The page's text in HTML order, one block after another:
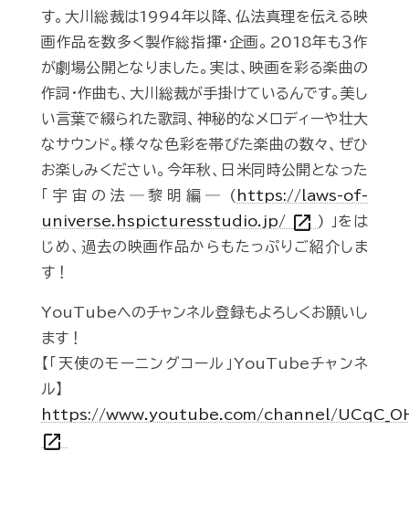
す。大川総裁は1994年以降、仏法真理を伝える映
画作品を数多く製作総指揮・企画。2018年も３作
が劇場公開となりました。実は、映画を彩る楽曲の
作詞・作曲も、大川総裁が手掛けているんです。美し
い言葉で綴られた歌詞、神秘的なメロディーや壮大
なサウンド。様々な色彩を帯びた楽曲の数々、ぜひ
お楽しみください。今年秋、日米同時公開となった
「宇宙の法―黎明編― ( https://laws-of-
universe.hspicturesstudio.jp/ open_in_new ) 」をは
じめ、過去の映画作品からもたっぷりご紹介しま
す！
YouTubeへのチャンネル登録もよろしくお願いし
ます！
【「天使のモーニングコール」YouTubeチャンネ
ル】
https://www.youtube.com/channel/
open_in_new